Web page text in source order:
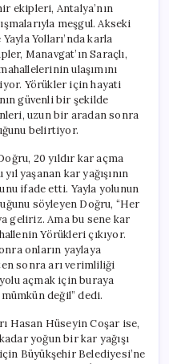
ekipleri, Antalya’nın
meşgul. Akseki
Yolları’nda karla
Manavgat’ın Saraçlı,
ulaşımını
Yörükler için hayati
güvenli bir şekilde
uzun bir aradan sonra
belirtiyor.
20 yıldır kar açma
yıl yaşanan kar yağışının
ifade etti. Yayla yolunun
söyleyen Doğru, “Her
geliriz. Ama bu sene kar
Yörükleri çıkıyor.
onların yaylaya
sonra arı verimliliği
açmak için buraya
değil” dedi.
Hasan Hüseyin Coşar ise,
yoğun bir kar yağışı
Büyükşehir Belediyesi’ne